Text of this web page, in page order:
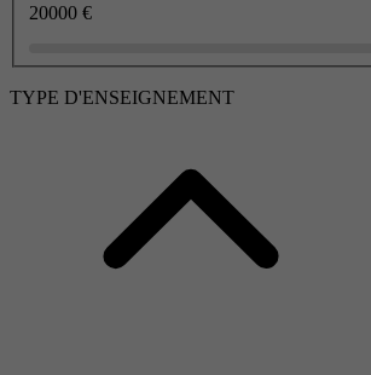
20000 €
TYPE D'ENSEIGNEMENT